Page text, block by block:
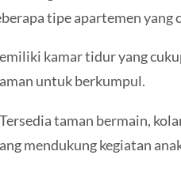
tipe apartemen yang
kamar tidur yang
untuk berkumpul.
taman bermain,
mendukung kegiatan